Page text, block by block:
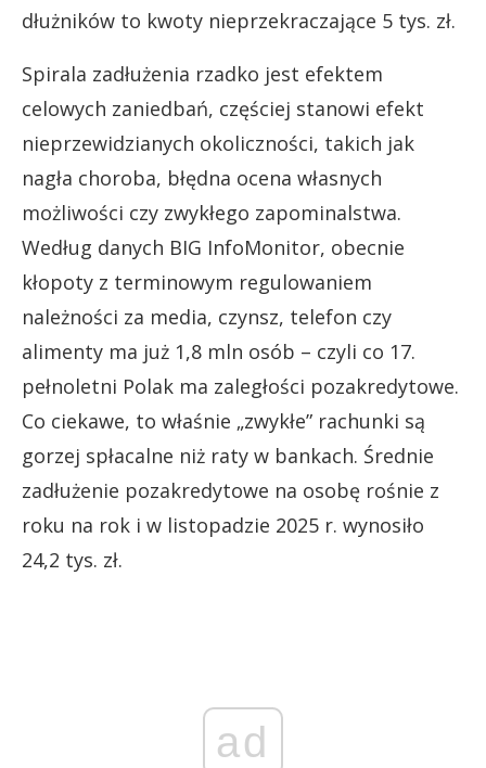
dłużników to kwoty nieprzekraczające 5 tys. zł.
Spirala zadłużenia rzadko jest efektem
celowych zaniedbań, częściej stanowi efekt
nieprzewidzianych okoliczności, takich jak
nagła choroba, błędna ocena własnych
możliwości czy zwykłego zapominalstwa.
Według danych BIG InfoMonitor, obecnie
kłopoty z terminowym regulowaniem
należności za media, czynsz, telefon czy
alimenty ma już 1,8 mln osób – czyli co 17.
pełnoletni Polak ma zaległości pozakredytowe.
Co ciekawe, to właśnie „zwykłe” rachunki są
gorzej spłacalne niż raty w bankach. Średnie
zadłużenie pozakredytowe na osobę rośnie z
roku na rok i w listopadzie 2025 r. wynosiło
24,2 tys. zł.
ad